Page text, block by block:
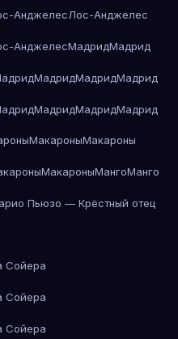
АнджелесЛос-Анджелес
АнджелесМадридМадрид
МадридМадридМадрид
МадридМадридМадрид
МакароныМакароны
МакароныМангоМанго
Пьюзо — Крёстный отец
Сойера
Сойера
Сойера